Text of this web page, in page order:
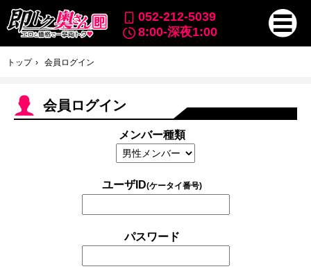
052-212-5039
8:00-深夜1:00
トップ 会員ログイン
会員ログイン
メンバー種類
ユーザID(ケータイ番号)
パスワード